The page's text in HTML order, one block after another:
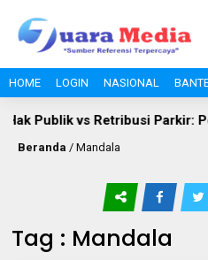
HOME LOGIN NASIONAL
Publik vs Retribusi Parkir:
Beranda / Mandala
Tag : Mandala